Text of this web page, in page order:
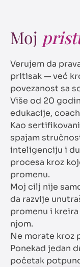
Moj
Verujem da
pritisak — već
povezanost sa
Više od 20
edukacije,
Kao
spajam
inteligenciju i
procesa kroz
promenu.
Moj cilj nije
da razvije
promenu i
njom.
Ne morate kroz
Ponekad jedan
početak